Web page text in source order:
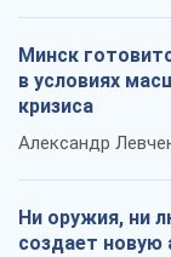
Минск
в условиях
кризиса
Александр
Ни оружия, ни
создает новую